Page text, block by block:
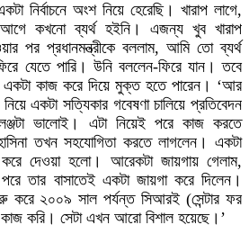
নির্বাচনে অংশ নিয়ে হেরেছি। খারাপ লাগে,
কখনো ব্যর্থ হইনি। এজন্য খুব খারাপ
পর প্রধানমন্ত্রীকে বললাম, আমি তো ব্যর্থ
যেতে পারি। উনি বললেন-ফিরে যান। তবে
একটা কাজ করে দিয়ে মুক্ত হতে পারেন। ‘আর
নিয়ে একটা সত্যিকার গবেষণা চালিয়ে প্রতিবেদন
ভালোই। এটা নিয়েই পরে কাজ করতে
তখন সহযোগিতা করতে লাগলেন। একটা
দেওয়া হলো। আরেকটা জায়গায় গেলাম,
তার বাসাতেই একটা জায়গা করে দিলেন।
করে ২০০৯ সাল পর্যন্ত সিআরই (সেন্টার ফর
কাজ করি। সেটা এখন আরো বিশাল হয়েছে।’